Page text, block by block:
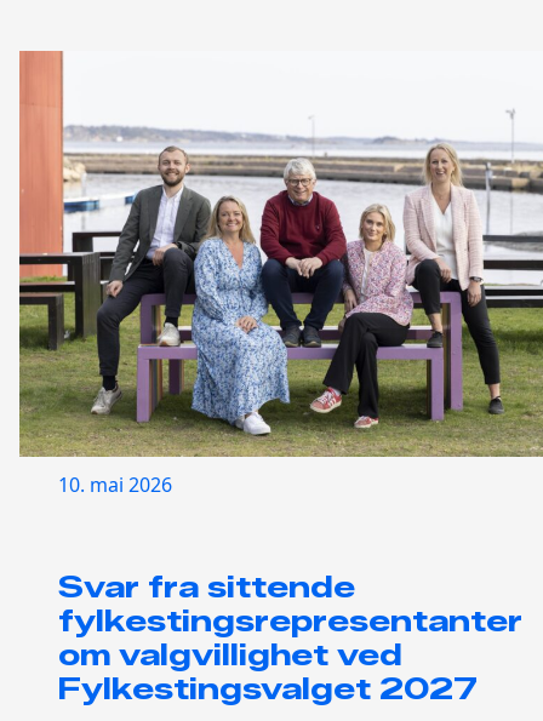
10. mai 2026
Svar fra sittende
fylkestingsrepresentanter
om valgvillighet ved
Fylkestingsvalget 2027